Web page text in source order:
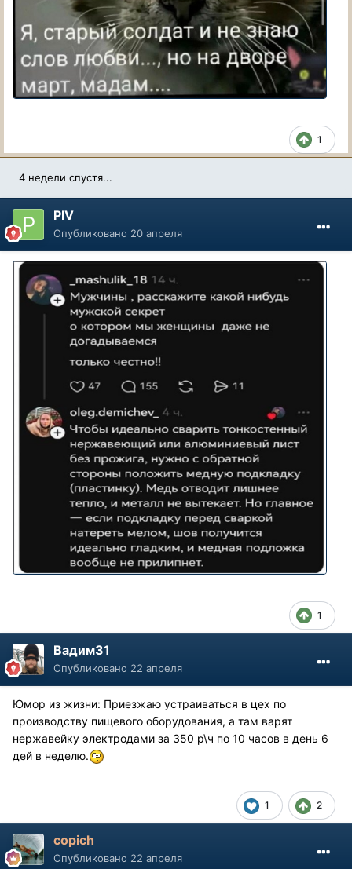
1
4 недели спустя...
PIV
Опубликовано 20 апреля
1
Вадим31
Опубликовано 22 апреля
Юмор из жизни: Приезжаю устраиваться в цех по
производству пищевого оборудования, а там варят
нержавейку электродами за 350 р\ч по 10 часов в день 6
дей в неделю.
1 2
copich
Опубликовано 22 апреля